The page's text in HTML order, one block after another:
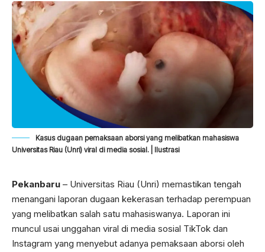
Kasus dugaan pemaksaan aborsi yang melibatkan mahasiswa
Universitas Riau (Unri) viral di media sosial. | Ilustrasi
Pekanbaru – Universitas Riau (Unri) memastikan tengah
menangani laporan dugaan kekerasan terhadap perempuan
yang melibatkan salah satu mahasiswanya. Laporan ini
muncul usai unggahan viral di media sosial TikTok dan
Instagram yang menyebut adanya pemaksaan aborsi oleh